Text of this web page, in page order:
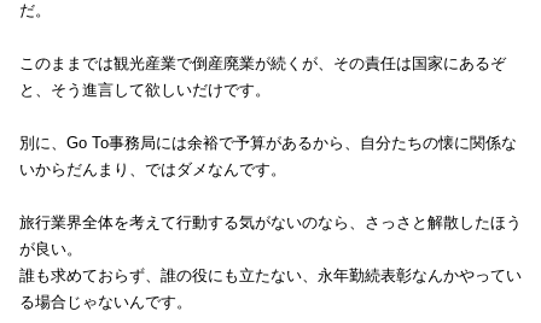
だ。
このままでは観光産業で倒産廃業が続くが、その責任は国家にあるぞ
と、そう進言して欲しいだけです。
別に、Go To事務局には余裕で予算があるから、自分たちの懐に関係な
いからだんまり、ではダメなんです。
旅行業界全体を考えて行動する気がないのなら、さっさと解散したほう
が良い。
誰も求めておらず、誰の役にも立たない、永年勤続表彰なんかやってい
る場合じゃないんです。